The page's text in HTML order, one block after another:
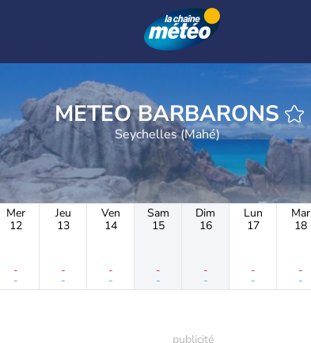
METEO BARBARONS
Seychelles (Mahé)
Mer
12
-
-
Jeu
13
-
-
Ven
14
-
-
Sam
15
-
-
Dim
16
-
-
Lun
17
-
-
Mar
18
-
-